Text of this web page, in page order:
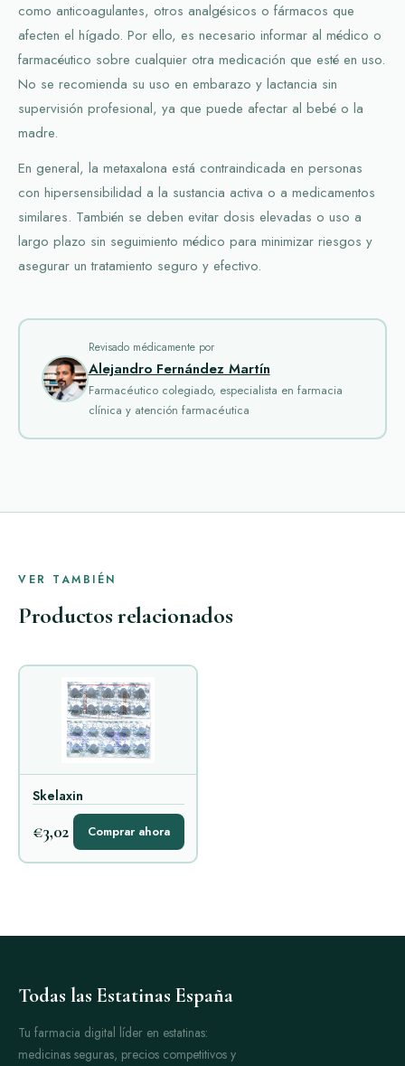
como anticoagulantes, otros analgésicos o fármacos que
afecten el hígado. Por ello, es necesario informar al médico o
farmacéutico sobre cualquier otra medicación que esté en uso.
No se recomienda su uso en embarazo y lactancia sin
supervisión profesional, ya que puede afectar al bebé o la
madre.
En general, la metaxalona está contraindicada en personas
con hipersensibilidad a la sustancia activa o a medicamentos
similares. También se deben evitar dosis elevadas o uso a
largo plazo sin seguimiento médico para minimizar riesgos y
asegurar un tratamiento seguro y efectivo.
Revisado médicamente por
Alejandro Fernández Martín
Farmacéutico colegiado, especialista en farmacia
clínica y atención farmacéutica
VER TAMBIÉN
Productos relacionados
Skelaxin
€3,02 Comprar ahora
Todas las Estatinas España
Tu farmacia digital líder en estatinas:
medicinas seguras, precios competitivos y